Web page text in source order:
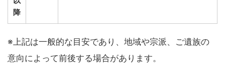
降
※上記は一般的な目安であり、地域や宗派、ご遺族の
意向によって前後する場合があります。